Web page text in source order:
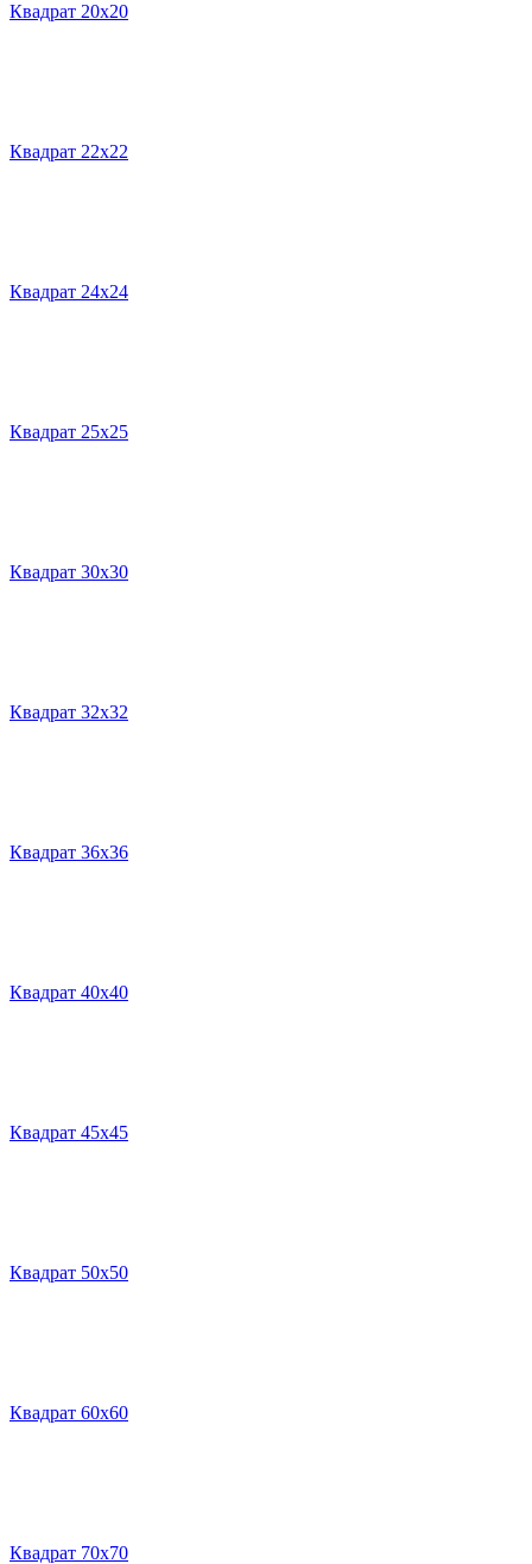
Квадрат 20х20
Квадрат 22х22
Квадрат 24х24
Квадрат 25х25
Квадрат 30х30
Квадрат 32х32
Квадрат 36х36
Квадрат 40х40
Квадрат 45х45
Квадрат 50х50
Квадрат 60х60
Квадрат 70х70